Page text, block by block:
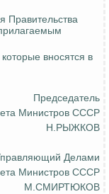
Правительства
вносятся в
Председатель
Министров СССР
Н.РЫЖКОВ
Делами
Министров СССР
М.СМИРТЮКОВ